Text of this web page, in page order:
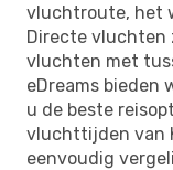
vluchtroute, het
Directe vluchten
vluchten met
eDreams bieden
u de beste
vluchttijden van
eenvoudig